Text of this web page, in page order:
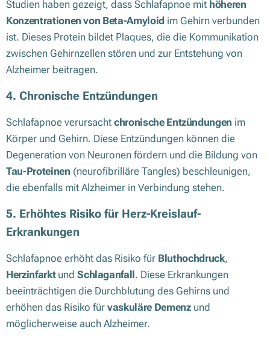
Studien haben gezeigt, dass Schlafapnoe mit höheren
Konzentrationen von Beta-Amyloid im Gehirn verbunden
ist. Dieses Protein bildet Plaques, die die Kommunikation
zwischen Gehirnzellen stören und zur Entstehung von
Alzheimer beitragen.
4. Chronische Entzündungen
Schlafapnoe verursacht chronische Entzündungen im
Körper und Gehirn. Diese Entzündungen können die
Degeneration von Neuronen fördern und die Bildung von
Tau-Proteinen (neurofibrilläre Tangles) beschleunigen,
die ebenfalls mit Alzheimer in Verbindung stehen.
5. Erhöhtes Risiko für Herz-Kreislauf-
Erkrankungen
Schlafapnoe erhöht das Risiko für Bluthochdruck,
HerzinfarktundSchlaganfall. Diese Erkrankungen
beeinträchtigen die Durchblutung des Gehirns und
erhöhen das Risiko für vaskuläre Demenzund
möglicherweise auch Alzheimer.